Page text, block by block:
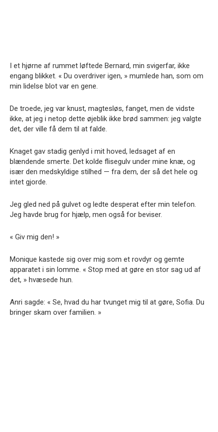
I et hjørne af rummet løftede Bernard, min svigerfar, ikke
engang blikket. « Du overdriver igen, » mumlede han, som om
min lidelse blot var en gene.
De troede, jeg var knust, magtesløs, fanget, men de vidste
ikke, at jeg i netop dette øjeblik ikke brød sammen: jeg valgte
det, der ville få dem til at falde.
Knaget gav stadig genlyd i mit hoved, ledsaget af en
blændende smerte. Det kolde flisegulv under mine knæ, og
især den medskyldige stilhed — fra dem, der så det hele og
intet gjorde.
Jeg gled ned på gulvet og ledte desperat efter min telefon.
Jeg havde brug for hjælp, men også for beviser.
« Giv mig den! »
Monique kastede sig over mig som et rovdyr og gemte
apparatet i sin lomme. « Stop med at gøre en stor sag ud af
det, » hvæsede hun.
Anri sagde: « Se, hvad du har tvunget mig til at gøre, Sofia. Du
bringer skam over familien. »